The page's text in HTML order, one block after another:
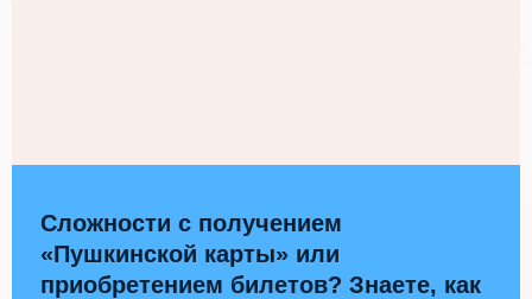
Сложности с получением
«Пушкинской карты» или
приобретением билетов? Знаете, как